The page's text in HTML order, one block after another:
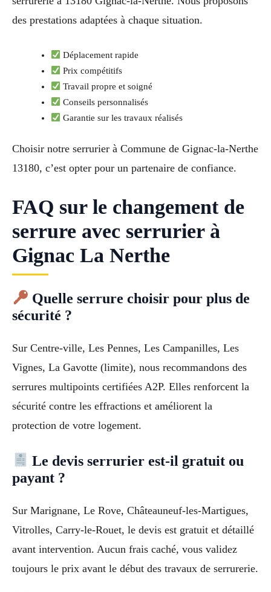
des prestations adaptées à chaque situation.
Déplacement rapide
Prix compétitifs
Travail propre et soigné
Conseils personnalisés
Garantie sur les travaux réalisés
Choisir notre serrurier à Commune de Gignac-la-Nerthe
13180, c’est opter pour un partenaire de confiance.
FAQ sur le changement de
serrure avec serrurier à
Gignac La Nerthe
Quelle serrure choisir pour plus de
sécurité ?
Sur Centre-ville, Les Pennes, Les Campanilles, Les
Vignes, La Gavotte (limite), nous recommandons des
serrures multipoints certifiées A2P. Elles renforcent la
sécurité contre les effractions et améliorent la
protection de votre logement.
Le devis serrurier est-il gratuit ou
payant ?
Sur Marignane, Le Rove, Châteauneuf-les-Martigues,
Vitrolles, Carry-le-Rouet, le devis est gratuit et détaillé
avant intervention. Aucun frais caché, vous validez
toujours le prix avant le début des travaux de serrurerie.